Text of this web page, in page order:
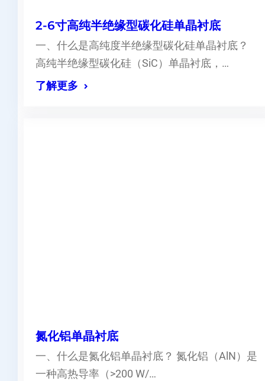
2-6寸高纯半绝缘型碳化硅单晶衬底
一、什么是高纯度半绝缘型碳化硅单晶衬底？
高纯半绝缘型碳化硅（SiC）单晶衬底，…
了解更多
氮化铝单晶衬底
一、什么是氮化铝单晶衬底？ 氮化铝（AlN）是
一种高热导率（>200 W/…